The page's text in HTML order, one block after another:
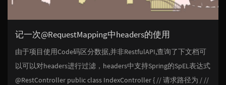
记一次@RequestMapping中headers的使用
由于项目使用Code码区分数据,并非RestfulAPI,查询了下文档可
以可以对headers进行过滤，headers中支持Spring的SpEL表达式
@RestController public class IndexController { // 请求路径为 / //